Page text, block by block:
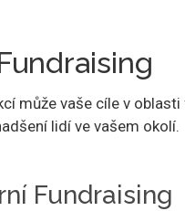
může vaše cíle v
lidí ve vašem okolí.
Fundraising